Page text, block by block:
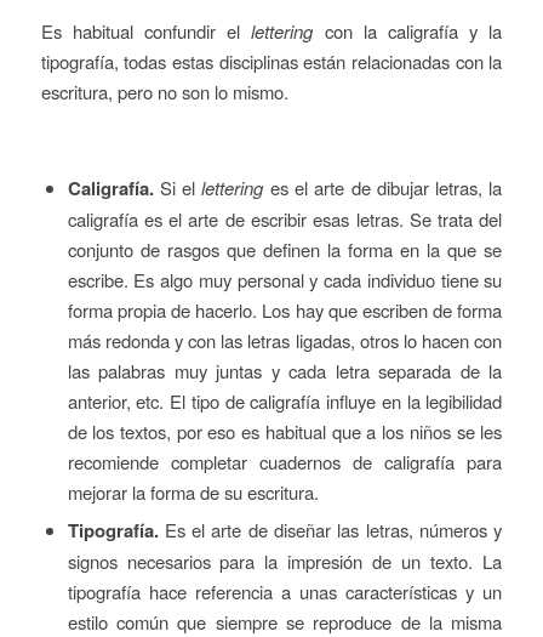
Es habitual confundir ellettering con la caligrafía y la
tipografía, todas estas disciplinas están relacionadas con la
escritura, pero no son lo mismo.
Caligrafía. Si ellettering es el arte de dibujar letras, la
caligrafía es el arte de escribir esas letras. Se trata del
conjunto de rasgos que definen la forma en la que se
escribe. Es algo muy personal y cada individuo tiene su
forma propia de hacerlo. Los hay que escriben de forma
más redonda y con las letras ligadas, otros lo hacen con
las palabras muy juntas y cada letra separada de la
anterior, etc. El tipo de caligrafía influye en la legibilidad
de los textos, por eso es habitual que a los niños se les
recomiende completar cuadernos de caligrafía para
mejorar la forma de su escritura.
Tipografía. Es el arte de diseñar las letras, números y
signos necesarios para la impresión de un texto. La
tipografía hace referencia a unas características y un
estilo común que siempre se reproduce de la misma